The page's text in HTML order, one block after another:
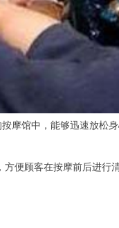
馆中，能够迅速放松身
顾客在按摩前后进行